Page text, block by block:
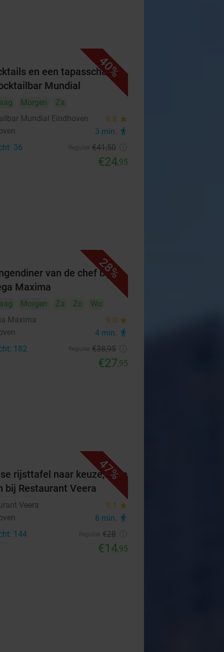
40%
en een tapasschaal
Mundial
Morgen
Za
Mundial Eindhoven
8.8 star
3 min. directions_walk
36 €41,50
€24,95
28%
van de chef bij
Maxima
Morgen Za Zo
Wo
Maxima
9.0 star
4 min. directions_walk
182 €38,95
€27,95
47%
rijsttafel naar keuze, af te
bij Restaurant Veera
Veera 9.1 star
6 min. directions_walk
144 €28
€14,95